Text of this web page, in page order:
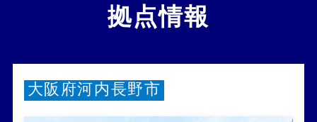
拠点情報
大阪府河内長野市